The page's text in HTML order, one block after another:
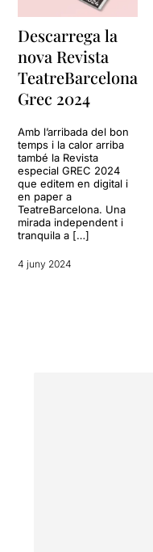
Descarrega la
nova Revista
TeatreBarcelona
Grec 2024
Amb l’arribada del bon
temps i la calor arriba
també la Revista
especial GREC 2024
que editem en digital i
en paper a
TeatreBarcelona. Una
mirada independent i
tranquila a […]
4 juny 2024